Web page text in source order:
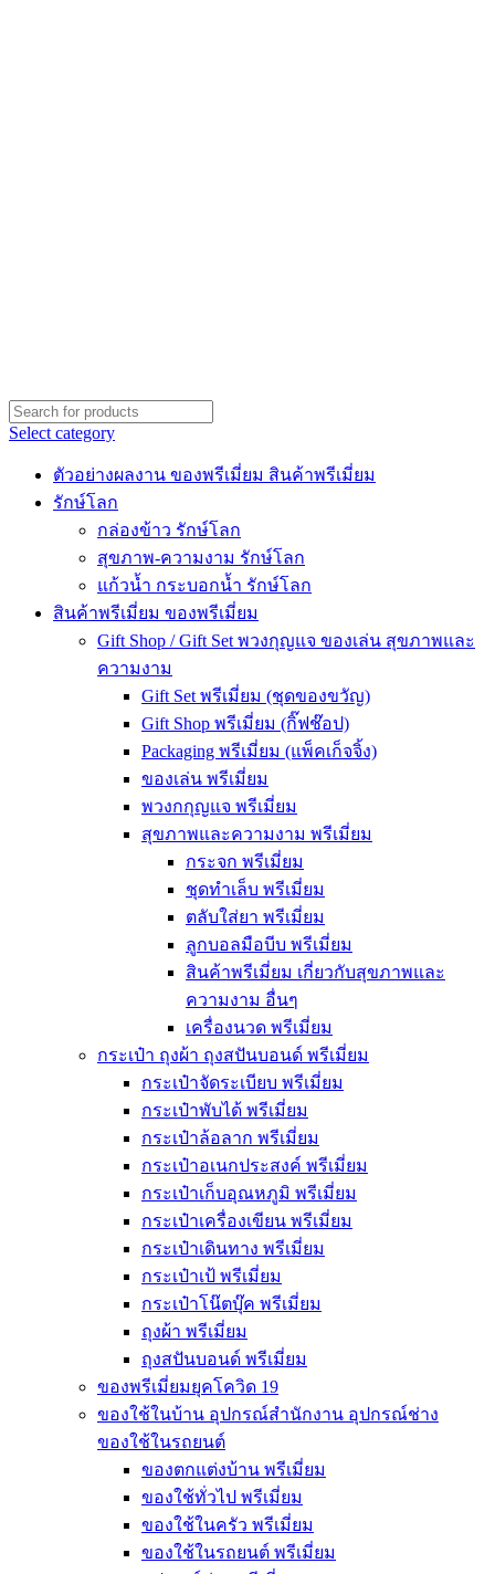
Select category
ตัวอย่างผลงาน ของพรีเมี่ยม สินค้าพรีเมี่ยม
รักษ์โลก
กล่องข้าว รักษ์โลก
สุขภาพ-ความงาม รักษ์โลก
แก้วน้ำ กระบอกน้ำ รักษ์โลก
สินค้าพรีเมี่ยม ของพรีเมี่ยม
Gift Shop / Gift Set พวงกุญแจ ของเล่น สุขภาพและ
ความงาม
Gift Set พรีเมี่ยม (ชุดของขวัญ)
Gift Shop พรีเมี่ยม (กิ๊ฟช๊อป)
Packaging พรีเมี่ยม (แพ็คเก็จจิ้ง)
ของเล่น พรีเมี่ยม
พวงกกุญแจ พรีเมี่ยม
สุขภาพและความงาม พรีเมี่ยม
กระจก พรีเมี่ยม
ชุดทำเล็บ พรีเมี่ยม
ตลับใส่ยา พรีเมี่ยม
ลูกบอลมือบีบ พรีเมี่ยม
สินค้าพรีเมี่ยม เกี่ยวกับสุขภาพและ
ความงาม อื่นๆ
เครื่องนวด พรีเมี่ยม
กระเป๋า ถุงผ้า ถุงสปันบอนด์ พรีเมี่ยม
กระเป๋าจัดระเบียบ พรีเมี่ยม
กระเป๋าพับได้ พรีเมี่ยม
กระเป๋าล้อลาก พรีเมี่ยม
กระเป๋าอเนกประสงค์ พรีเมี่ยม
กระเป๋าเก็บอุณหภูมิ พรีเมี่ยม
กระเป๋าเครื่องเขียน พรีเมี่ยม
กระเป๋าเดินทาง พรีเมี่ยม
กระเป๋าเป้ พรีเมี่ยม
กระเป๋าโน๊ตบุ๊ค พรีเมี่ยม
ถุงผ้า พรีเมี่ยม
ถุงสปันบอนด์ พรีเมี่ยม
ของพรีเมี่ยมยุคโควิด 19
ของใช้ในบ้าน อุปกรณ์สำนักงาน อุปกรณ์ช่าง
ของใช้ในรถยนต์
ของตกแต่งบ้าน พรีเมี่ยม
ของใช้ทั่วไป พรีเมี่ยม
ของใช้ในครัว พรีเมี่ยม
ของใช้ในรถยนต์ พรีเมี่ยม